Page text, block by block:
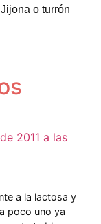
o turrón
2011 a las
a la lactosa y
poco uno ya